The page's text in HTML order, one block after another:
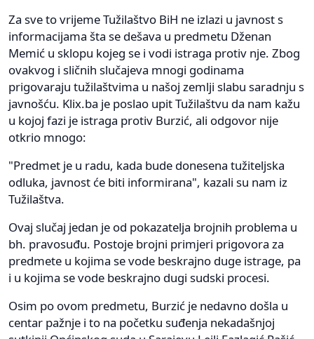
Za sve to vrijeme Tužilaštvo BiH ne izlazi u javnost s
informacijama šta se dešava u predmetu Dženan
Memić u sklopu kojeg se i vodi istraga protiv nje. Zbog
ovakvog i sličnih slučajeva mnogi godinama
prigovaraju tužilaštvima u našoj zemlji slabu saradnju s
javnošću. Klix.ba je poslao upit Tužilaštvu da nam kažu
u kojoj fazi je istraga protiv Burzić, ali odgovor nije
otkrio mnogo:
"Predmet je u radu, kada bude donesena tužiteljska
odluka, javnost će biti informirana", kazali su nam iz
Tužilaštva.
Ovaj slučaj jedan je od pokazatelja brojnih problema u
bh. pravosuđu. Postoje brojni primjeri prigovora za
predmete u kojima se vode beskrajno duge istrage, pa
i u kojima se vode beskrajno dugi sudski procesi.
Osim po ovom predmetu, Burzić je nedavno došla u
centar pažnje i to na početku suđenja nekadašnjoj